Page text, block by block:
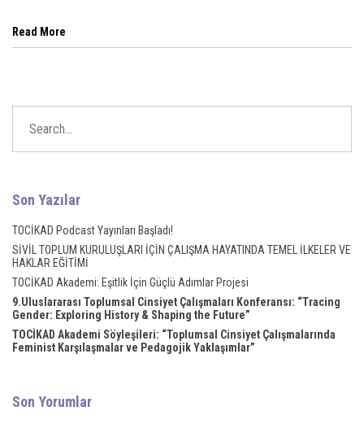
Read More
Son Yazılar
TOCİKAD Podcast Yayınları Başladı!
SİVİL TOPLUM KURULUŞLARI İÇİN ÇALIŞMA HAYATINDA TEMEL İLKELER VE
HAKLAR EĞİTİMİ
TOCİKAD Akademi: Eşitlik İçin Güçlü Adımlar Projesi
9.Uluslararası Toplumsal Cinsiyet Çalışmaları Konferansı: “Tracing
Gender: Exploring History & Shaping the Future”
TOCİKAD Akademi Söyleşileri: “Toplumsal Cinsiyet Çalışmalarında
Feminist Karşılaşmalar ve Pedagojik Yaklaşımlar”
Son Yorumlar